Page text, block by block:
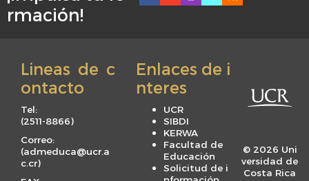
ormación!
Lineas de c
ontacto
Tel:
(2511-8866)
Correo:
(admeduca@ucr.a
c.cr)
Enlaces de i
nteres
UCR
SIBDI
KERWA
Facultad de
Educación
Solicitud de i
© 2026 Uni
versidad de
Costa Rica